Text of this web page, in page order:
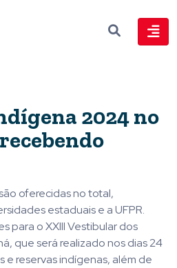
2024 no
oferecidas no total,
estaduais e a UFPR.
para o XXIII Vestibular dos
que será realizado nos dias 24
e reservas indígenas, além de